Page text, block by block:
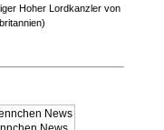
Hoher Lordkanzler von